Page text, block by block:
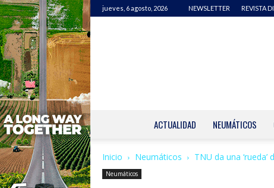
jueves, 6 agosto, 2026 NEWSLETTER REVISTA
ACTUALIDAD NEUMÁTICOS
Inicio Neumáticos TNU da una
Neumáticos